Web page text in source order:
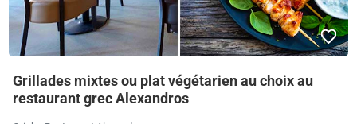
Grillades mixtes ou plat végétarien au choix au
restaurant grec Alexandros